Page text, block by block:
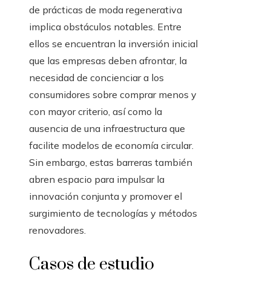
de prácticas de moda regenerativa
implica obstáculos notables. Entre
ellos se encuentran la inversión inicial
que las empresas deben afrontar, la
necesidad de concienciar a los
consumidores sobre comprar menos y
con mayor criterio, así como la
ausencia de una infraestructura que
facilite modelos de economía circular.
Sin embargo, estas barreras también
abren espacio para impulsar la
innovación conjunta y promover el
surgimiento de tecnologías y métodos
renovadores.
Casos de estudio